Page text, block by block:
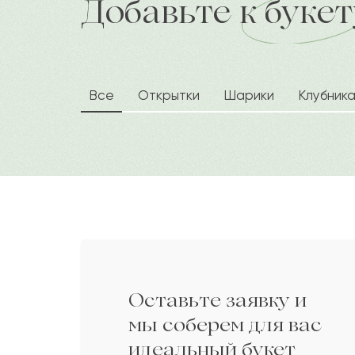
доставка по городу в течение
Байбек
Добавьте к
Все Открытки Шарики
Оставьте заявку и
мы соберем для вас